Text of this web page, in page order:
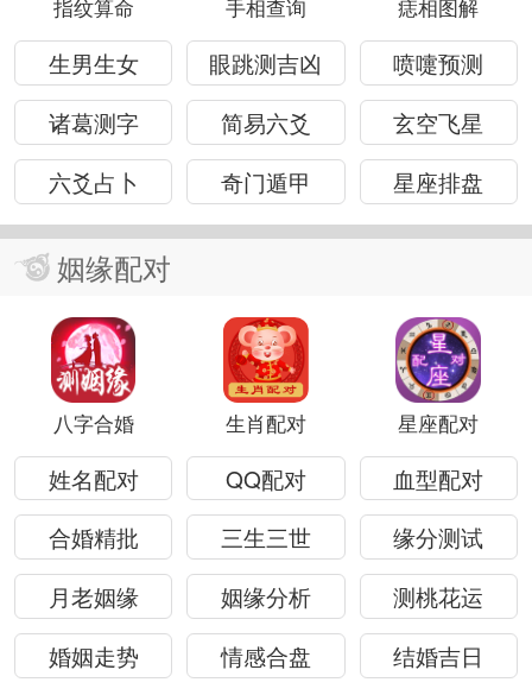
指纹算命 手相查询 痣相图解
生男生女 眼跳测吉凶
喷嚏预测
诸葛测字
简易六爻
玄空飞星
六爻占卜
奇门遁甲 星座排盘
姻缘配对
八字合婚 生肖配对 星座配对
姓名配对 QQ配对
血型配对
合婚精批
三生三世
缘分测试
月老姻缘
姻缘分析
测桃花运
婚姻走势
情感合盘 结婚吉日